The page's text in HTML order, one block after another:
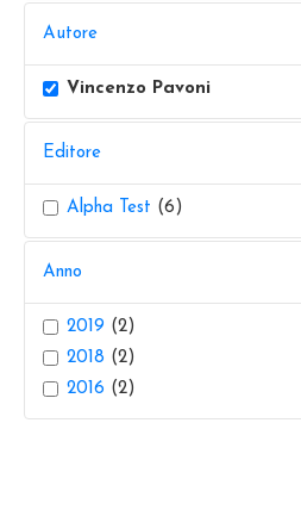
Autore
Vincenzo Pavoni
Editore
Alpha Test (6)
Anno
2019 (2)
2018 (2)
2016 (2)